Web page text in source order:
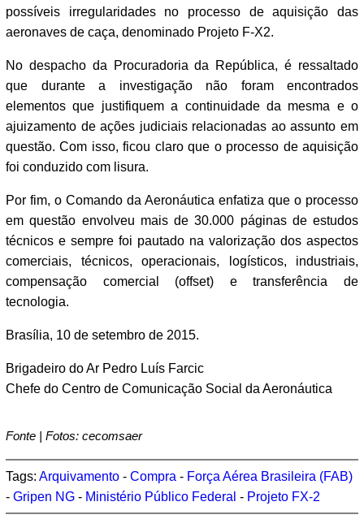
possíveis irregularidades no processo de aquisição das
aeronaves de caça, denominado Projeto F-X2.
No despacho da Procuradoria da República, é ressaltado
que durante a investigação não foram encontrados
elementos que justifiquem a continuidade da mesma e o
ajuizamento de ações judiciais relacionadas ao assunto em
questão. Com isso, ficou claro que o processo de aquisição
foi conduzido com lisura.
Por fim, o Comando da Aeronáutica enfatiza que o processo
em questão envolveu mais de 30.000 páginas de estudos
técnicos e sempre foi pautado na valorização dos aspectos
comerciais, técnicos, operacionais, logísticos, industriais,
compensação comercial (offset) e transferência de
tecnologia.
Brasília, 10 de setembro de 2015.
Brigadeiro do Ar Pedro Luís Farcic
Chefe do Centro de Comunicação Social da Aeronáutica
Fonte | Fotos: cecomsaer
Tags: Arquivamento - Compra - Força Aérea Brasileira (FAB)
- Gripen NG - Ministério Público Federal - Projeto FX-2